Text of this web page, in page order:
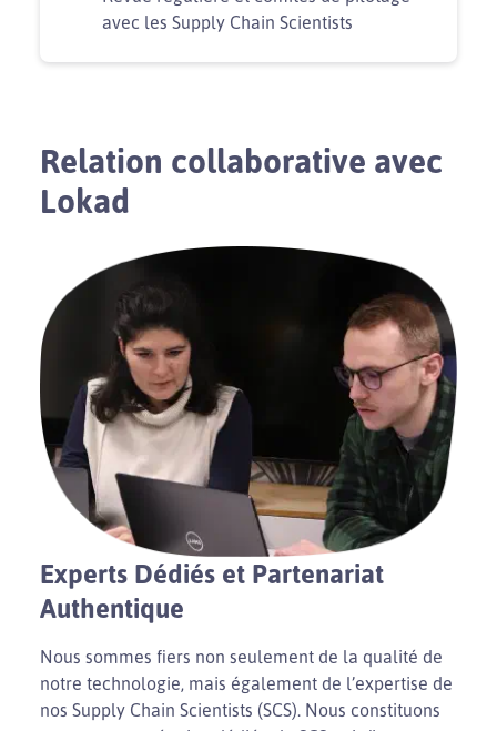
avec les Supply Chain Scientists
Relation collaborative avec
Lokad
Experts Dédiés et Partenariat
Authentique
Nous sommes fiers non seulement de la qualité de
notre technologie, mais également de l’expertise de
nos Supply Chain Scientists (SCS). Nous constituons